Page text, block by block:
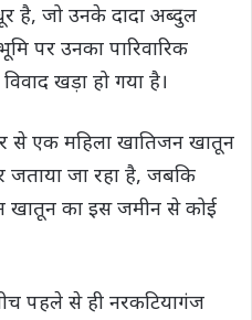
है, जो उनके दादा अब्दुल
पर उनका पारिवारिक
खड़ा हो गया है।
से एक महिला खातिजन खातून
जताया जा रहा है, जबकि
खातून का इस जमीन से कोई
पहले से ही नरकटियागंज